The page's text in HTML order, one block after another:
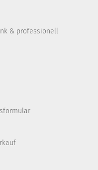
& professionell